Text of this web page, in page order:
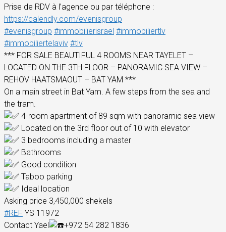
Prise de RDV à l’agence ou par téléphone :
https://calendly.com/evenisgroup
#evenisgroup #immobilierisrael #immobiliertlv
#immobiliertelaviv #tlv
*** FOR SALE BEAUTIFUL 4 ROOMS NEAR TAYELET –
LOCATED ON THE 3TH FLOOR – PANORAMIC SEA VIEW –
REHOV HAATSMAOUT – BAT YAM ***
On a main street in Bat Yam. A few steps from the sea and
the tram.
4-room apartment of 89 sqm with panoramic sea view
Located on the 3rd floor out of 10 with elevator
3 bedrooms including a master
Bathrooms
Good condition
Taboo parking
Ideal location
Asking price 3,450,000 shekels
#REF YS 11972
Contact Yael
+972 54 282 1836